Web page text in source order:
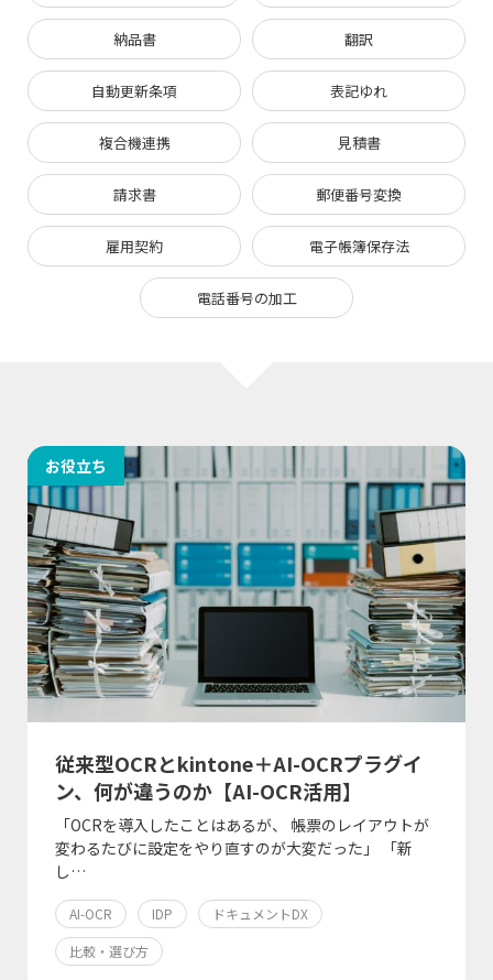
納品書 翻訳
自動更新条項 表記ゆれ
複合機連携 見積書
請求書 郵便番号変換
雇用契約 電子帳簿保存法
電話番号の加工
お役立ち
従来型OCRとkintone＋AI-OCRプラグイ
ン、何が違うのか【AI-OCR活用】
「OCRを導入したことはあるが、 帳票のレイアウトが
変わるたびに設定をやり直すのが大変だった」 「新
し…
AI-OCR IDP
ドキュメントDX
比較・選び方